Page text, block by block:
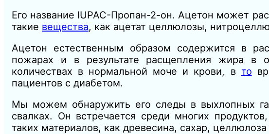
Его название IUPAC-Пропан-2-он. Ацетон может
такие вещества, как ацетат целлюлозы,
Ацетон естественным образом содержится в
пожарах и в результате расщепления жира в
количествах в нормальной моче и крови, в то
пациентов с диабетом.
Мы можем обнаружить его следы в выхлопных
свалках. Он встречается среди многих
таких материалов, как древесина, сахар, целлюлоза